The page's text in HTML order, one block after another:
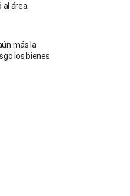
al área
más la
los bienes